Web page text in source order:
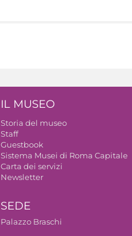
IL MUSEO
Storia del museo
Staff
Guestbook
Sistema Musei di Roma Capitale
Carta dei servizi
Newsletter
SEDE
Palazzo Braschi